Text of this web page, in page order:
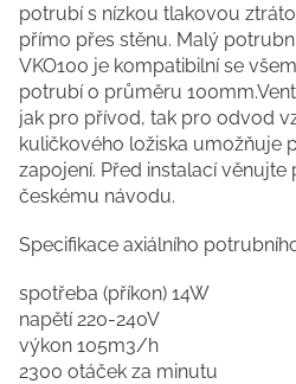
potrubí s nízkou tlakovou
přímo přes stěnu. Malý
VKO100 je kompatibilní se
potrubí o průměru
jak pro přívod, tak pro odvod
kuličkového ložiska umožňuje
zapojení. Před instalací
českému návodu.
Specifikace axiálního
spotřeba (příkon) 14W
napětí 220-240V
výkon 105m3/h
2300 otáček za minutu